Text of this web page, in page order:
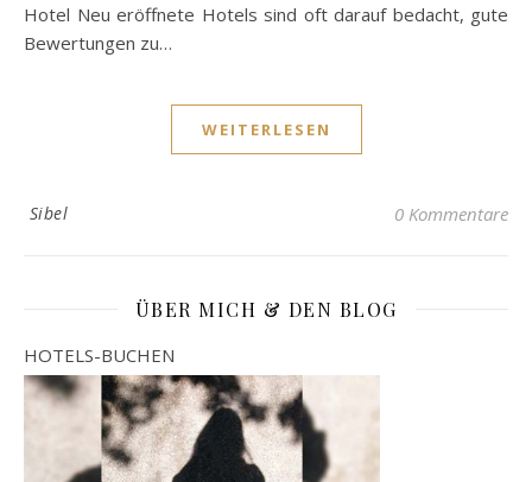
Hotel Neu eröffnete Hotels sind oft darauf bedacht, gute
Bewertungen zu…
WEITERLESEN
Sibel 0 Kommentare
ÜBER MICH & DEN BLOG
HOTELS-BUCHEN